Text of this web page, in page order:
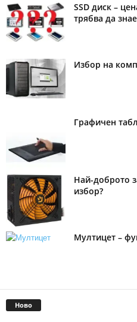
SSD диск –
трябва да
Избор на
Графичен
Най-доброто
избор?
Мултицет –
Ново